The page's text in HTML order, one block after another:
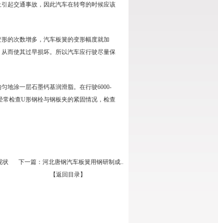
起交通事故，因此汽车在转弯的时候应该
的次数增多，汽车板簧的变形幅度就加
而使其过早损坏。所以汽车应行驶尽量保
地涂一层石墨钙基润滑脂。在行驶6000-
检查U形钢栓与钢板夹的紧固情况，检查
河北唐钢汽车板簧用钢研制成..
下一篇：
状
【返回目录】